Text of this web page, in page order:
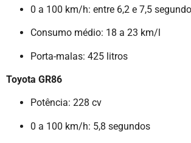
0 a 100 km/h: entre 6,2 e 7,5
Consumo médio: 18 a 23 km/l
Porta-malas: 425 litros
Toyota GR86
Potência: 228 cv
0 a 100 km/h: 5,8 segundos